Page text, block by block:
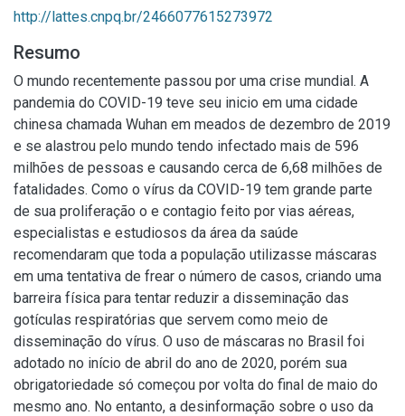
http://lattes.cnpq.br/2466077615273972
Resumo
O mundo recentemente passou por uma crise mundial. A
pandemia do COVID-19 teve seu inicio em uma cidade
chinesa chamada Wuhan em meados de dezembro de 2019
e se alastrou pelo mundo tendo infectado mais de 596
milhões de pessoas e causando cerca de 6,68 milhões de
fatalidades. Como o vírus da COVID-19 tem grande parte
de sua proliferação o e contagio feito por vias aéreas,
especialistas e estudiosos da área da saúde
recomendaram que toda a população utilizasse máscaras
em uma tentativa de frear o número de casos, criando uma
barreira física para tentar reduzir a disseminação das
gotículas respiratórias que servem como meio de
disseminação do vírus. O uso de máscaras no Brasil foi
adotado no início de abril do ano de 2020, porém sua
obrigatoriedade só começou por volta do final de maio do
mesmo ano. No entanto, a desinformação sobre o uso da